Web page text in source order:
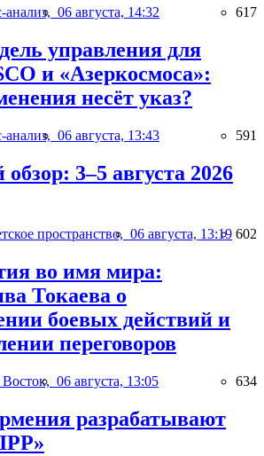
анализ, 06 августа, 14:32 617
управления для
и «Азеркосмоса»:
несёт указ?
анализ, 06 августа, 13:43 591
3–5 августа 2026
пространство, 06 августа, 13:19 602
во имя мира:
Токаева о
боевых действий и
переговоров
06 августа, 13:05 634
разрабатывают